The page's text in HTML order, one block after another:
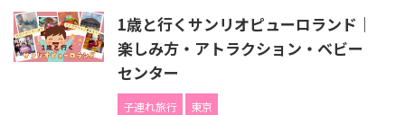
1歳と行くサンリオピューロランド｜
楽しみ方・アトラクション・ベビー
センター
子連れ旅行 東京